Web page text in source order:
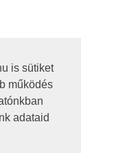
is sütiket
működés
adataid